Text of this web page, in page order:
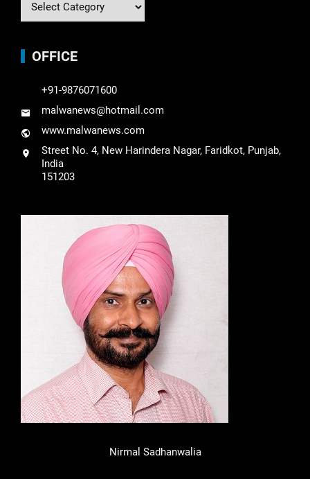
OFFICE
+91-9876071600
malwanews@hotmail.com
www.malwanews.com
Street No. 4, New Harindera Nagar, Faridkot, Punjab,
India
151203
Nirmal Sadhanwalia